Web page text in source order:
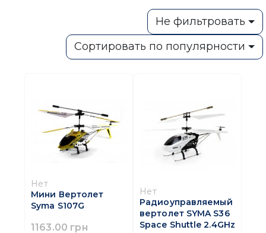
Не фильтровать
Сортировать по популярности
Нет
Мини Вертолет
Syma S107G
1163.00 грн
Нет
Радиоуправляемый
вертолет SYMA S36
Space Shuttle 2.4GHz